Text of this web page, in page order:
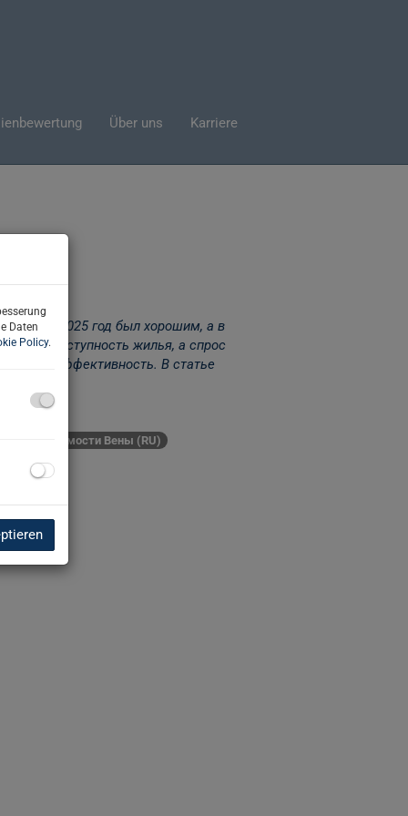
Über uns Karriere
2025 год был хорошим, а в
доступность жилья, а спрос
энергоэффективность. В статье
недвижимости Вены (RU)
Daten
Policy.